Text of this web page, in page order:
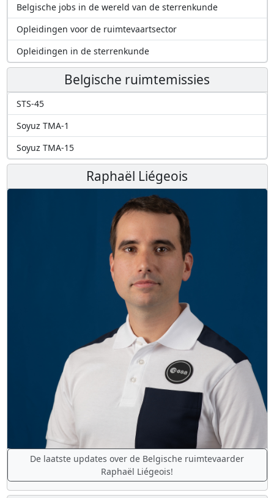
Belgische jobs in de wereld van de sterrenkunde
Opleidingen voor de ruimtevaartsector
Opleidingen in de sterrenkunde
Belgische ruimtemissies
STS-45
Soyuz TMA-1
Soyuz TMA-15
Raphaël Liégeois
De laatste updates over de Belgische ruimtevaarder
Raphaël Liégeois!